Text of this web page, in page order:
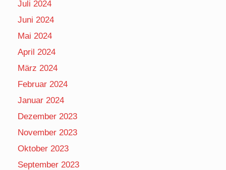
Juli 2024
Juni 2024
Mai 2024
April 2024
März 2024
Februar 2024
Januar 2024
Dezember 2023
November 2023
Oktober 2023
September 2023